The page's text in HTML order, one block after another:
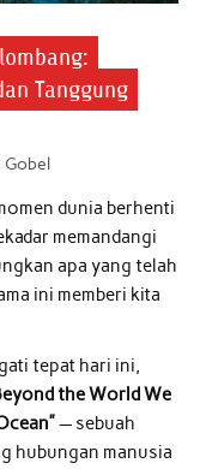
Tanggung
dunia berhenti
memandangi
apa yang telah
ini memberi kita
tepat hari ini,
the World We
— sebuah
hubungan manusia